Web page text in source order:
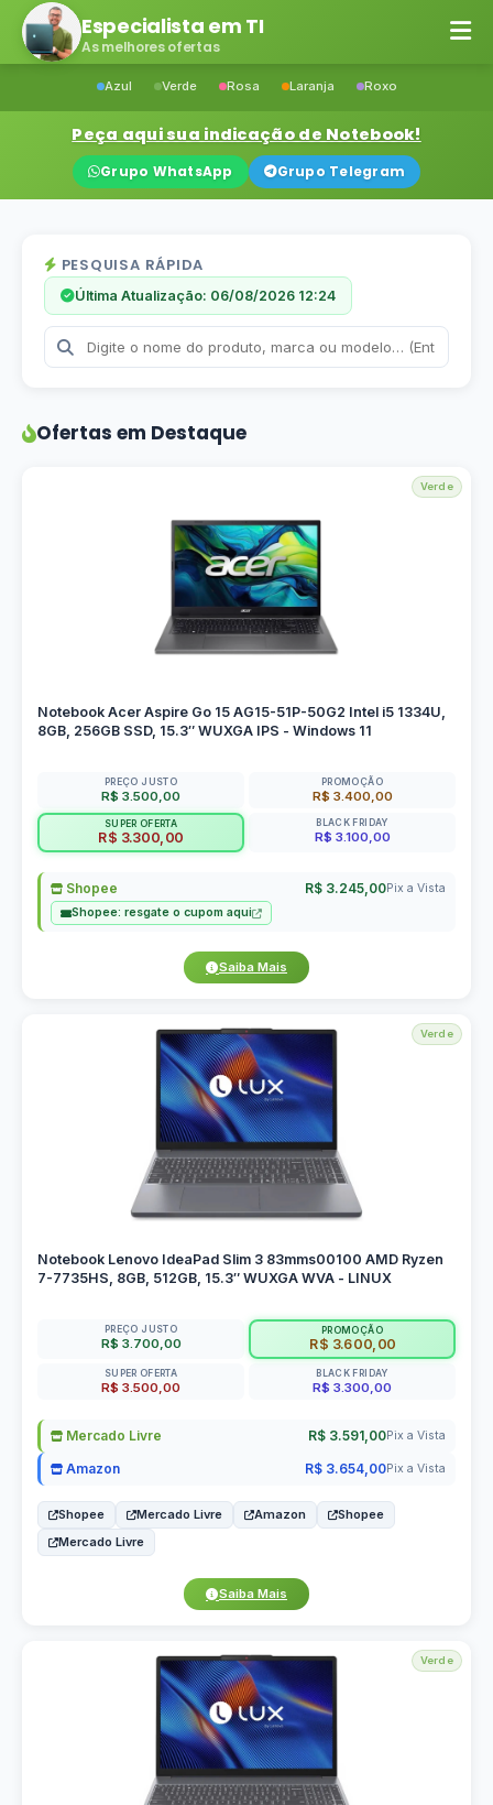
Especialista em TI
As melhores ofertas
Azul Verde Rosa Laranja Roxo
Peça aqui sua indicação de Notebook!
Grupo WhatsApp Grupo Telegram
PESQUISA RÁPIDA
Última Atualização: 06/08/2026 12:24
Ofertas em Destaque
Verde
Notebook Acer Aspire Go 15 AG15-51P-50G2 Intel i5 1334U,
8GB, 256GB SSD, 15.3″ WUXGA IPS - Windows 11
PREÇO JUSTO
R$ 3.500,00
PROMOÇÃO
R$ 3.400,00
SUPER OFERTA
R$ 3.300,00
BLACK FRIDAY
R$ 3.100,00
Shopee R$ 3.245,00Pix a Vista
Shopee: resgate o cupom aqui
Saiba Mais
Verde
Notebook Lenovo IdeaPad Slim 3 83mms00100 AMD Ryzen
7-7735HS, 8GB, 512GB, 15.3″ WUXGA WVA - LINUX
PREÇO JUSTO
R$ 3.700,00
PROMOÇÃO
R$ 3.600,00
SUPER OFERTA
R$ 3.500,00
BLACK FRIDAY
R$ 3.300,00
Mercado Livre R$ 3.591,00Pix a Vista
Amazon R$ 3.654,00Pix a Vista
Shopee Mercado Livre Amazon
Shopee
Mercado Livre
Saiba Mais
Verde